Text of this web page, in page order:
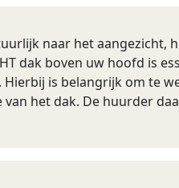
naar het aangezicht,
dak boven uw hoofd is
is belangrijk om te
het dak. De huurder